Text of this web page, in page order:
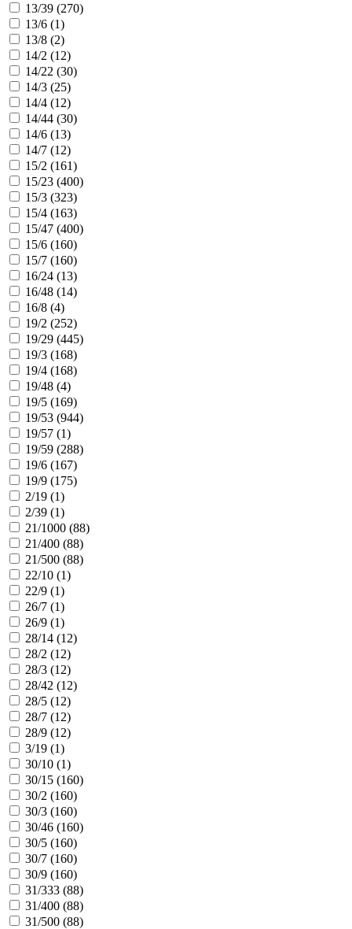
13/39 (270)
13/6 (1)
13/8 (2)
14/2 (12)
14/22 (30)
14/3 (25)
14/4 (12)
14/44 (30)
14/6 (13)
14/7 (12)
15/2 (161)
15/23 (400)
15/3 (323)
15/4 (163)
15/47 (400)
15/6 (160)
15/7 (160)
16/24 (13)
16/48 (14)
16/8 (4)
19/2 (252)
19/29 (445)
19/3 (168)
19/4 (168)
19/48 (4)
19/5 (169)
19/53 (944)
19/57 (1)
19/59 (288)
19/6 (167)
19/9 (175)
2/19 (1)
2/39 (1)
21/1000 (88)
21/400 (88)
21/500 (88)
22/10 (1)
22/9 (1)
26/7 (1)
26/9 (1)
28/14 (12)
28/2 (12)
28/3 (12)
28/42 (12)
28/5 (12)
28/7 (12)
28/9 (12)
3/19 (1)
30/10 (1)
30/15 (160)
30/2 (160)
30/3 (160)
30/46 (160)
30/5 (160)
30/7 (160)
30/9 (160)
31/333 (88)
31/400 (88)
31/500 (88)